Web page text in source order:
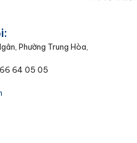
Phường Trung Hòa,
64 05 05